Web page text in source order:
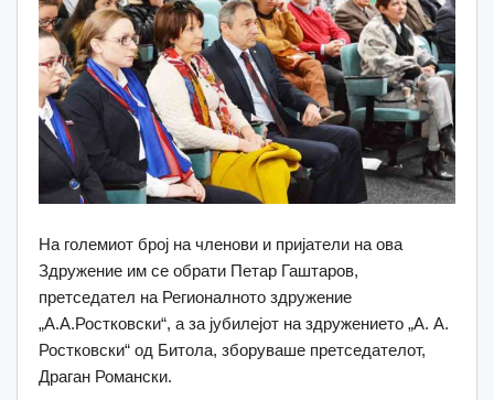
На големиот број на членови и пријатели на ова
Здружение им се обрати Петар Гаштаров,
претседател на Регионалното здружение
„А.А.Ростковски“, а за јубилејот на здружението „А. А.
Ростковски“ од Битола, зборуваше претседателот,
Драган Романски.